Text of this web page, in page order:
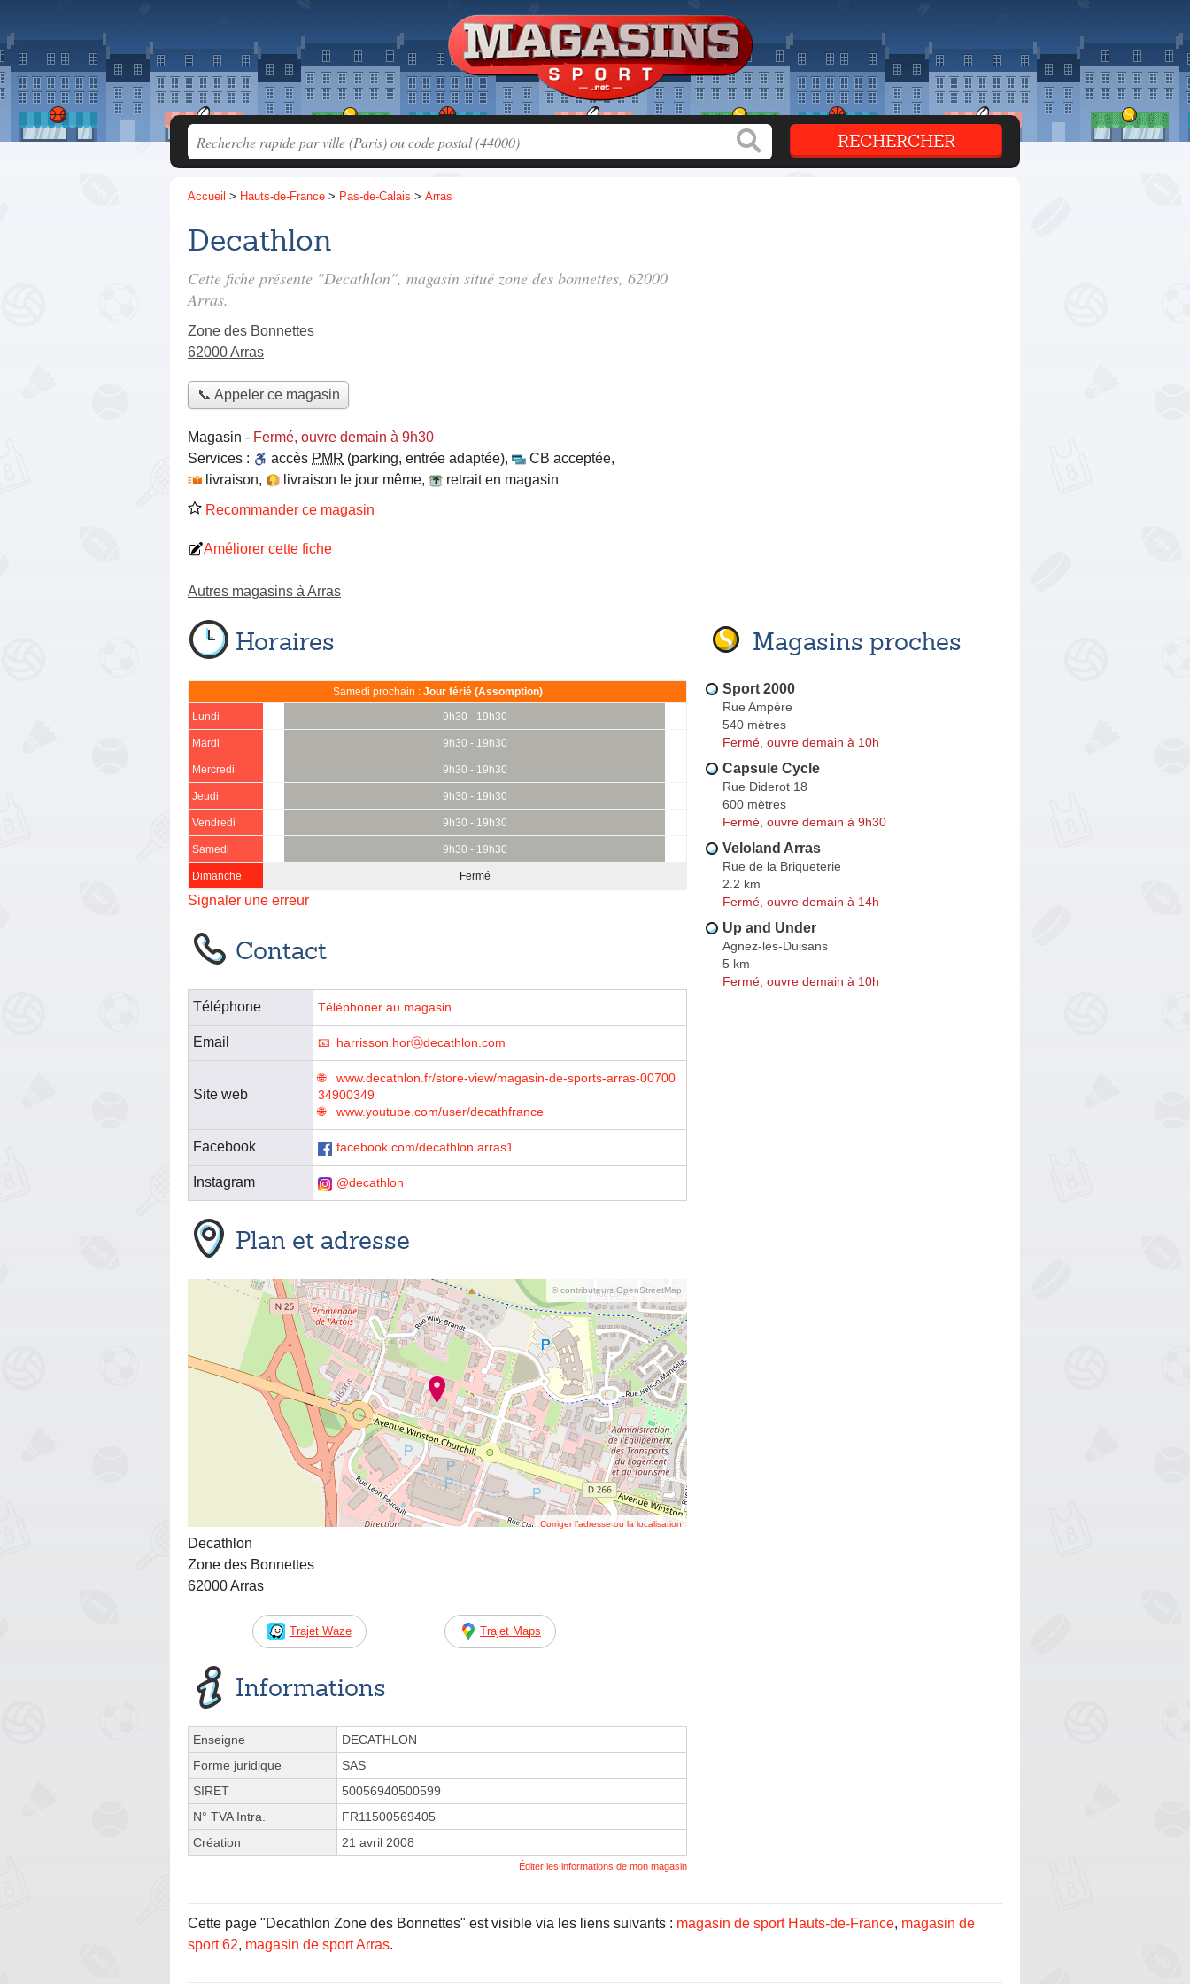
Accueil > Hauts-de-France > Pas-de-Calais > Arras
Decathlon
Cette fiche présente "Decathlon", magasin situé zone des bonnettes, 62000
Arras.
Zone des Bonnettes
62000 Arras
📞 Appeler ce magasin
Magasin - Fermé, ouvre demain à 9h30
Services :
accès PMR (parking, entrée adaptée), CB acceptée,
livraison, livraison le jour même,
retrait en magasin
Recommander ce magasin
Améliorer cette fiche
Autres magasins à Arras
Horaires
Samedi prochain : Jour férié (Assomption)
Lundi 9h30 - 19h30
Mardi 9h30 - 19h30
Mercredi 9h30 - 19h30
Jeudi 9h30 - 19h30
Vendredi 9h30 - 19h30
Samedi 9h30 - 19h30
Dimanche Fermé
Signaler une erreur
Contact
Téléphone Téléphoner au magasin
Email harrisson.horⓐdecathlon.com
Site web
www.decathlon.fr/store-view/magasin-de-sports-arras-00700
34900349
www.youtube.com/user/decathfrance
Facebook facebook.com/decathlon.arras1
Instagram @decathlon
Plan et adresse
© contributeurs OpenStreetMap
Corriger l’adresse ou la localisation
Decathlon
Zone des Bonnettes
62000 Arras
Trajet Waze Trajet Maps
Informations
Enseigne
DECATHLON
Forme juridique
SAS
SIRET
50056940500599
N° TVA Intra.
FR11500569405
Création
21 avril 2008
Éditer les informations de mon magasin
Magasins proches
Sport 2000
Rue Ampère
540 mètres
Fermé, ouvre demain à 10h
Capsule Cycle
Rue Diderot 18
600 mètres
Fermé, ouvre demain à 9h30
Veloland Arras
Rue de la Briqueterie
2.2 km
Fermé, ouvre demain à 14h
Up and Under
Agnez-lès-Duisans
5 km
Fermé, ouvre demain à 10h
Cette page "Decathlon Zone des Bonnettes" est visible via les liens suivants : magasin de sport Hauts-de-France, magasin de
sport 62, magasin de sport Arras.